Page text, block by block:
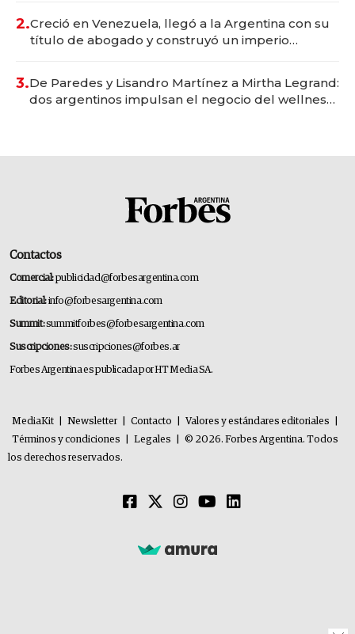
2.Creció en Venezuela, llegó a la Argentina con su
título de abogado y construyó un imperio
3.De Paredes y Lisandro Martínez a Mirtha Legrand:
dos argentinos impulsan el negocio del wellness
Contactos
Comercial:publicidad@forbesargentina.com
Editorial:info@forbesargentina.com
Summit:summitforbes@forbesargentina.com
Suscripciones:suscripciones@forbes.ar
Forbes Argentina es publicada por HT Media SA.
MediaKit Newsletter Contacto Valores y estándares editoriales
Términos y condiciones
Legales
© 2026. Forbes Argentina. Todos
los derechos reservados.